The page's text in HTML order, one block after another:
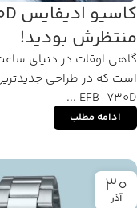
منتظرش بودید!
گاهی اوقات در دنیای
است که در طراحی
EFB-730D ...
ادامه مطلب
30
آذر